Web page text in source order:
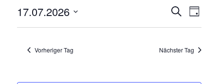
17.
JULI
2026
SucheTag
17.07.2026
Vorheriger Tag Nächster Tag